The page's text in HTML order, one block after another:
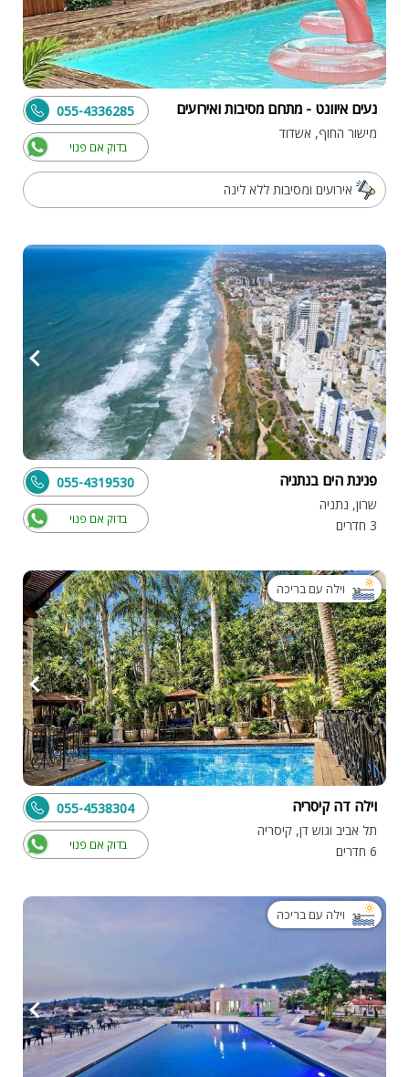
נעים איוונט - מתחם מסיבות ואירועים
מישור החוף, אשדוד
בדוק אם פנוי
055-4336285
אירועים ומסיבות ללא לינה
פנינת הים בנתניה
שרון, נתניה
3 חדרים
בדוק אם פנוי
055-4319530
וילה עם בריכה
וילה דה קיסריה
תל אביב וגוש דן, קיסריה
6 חדרים
בדוק אם פנוי
055-4538304
וילה עם בריכה